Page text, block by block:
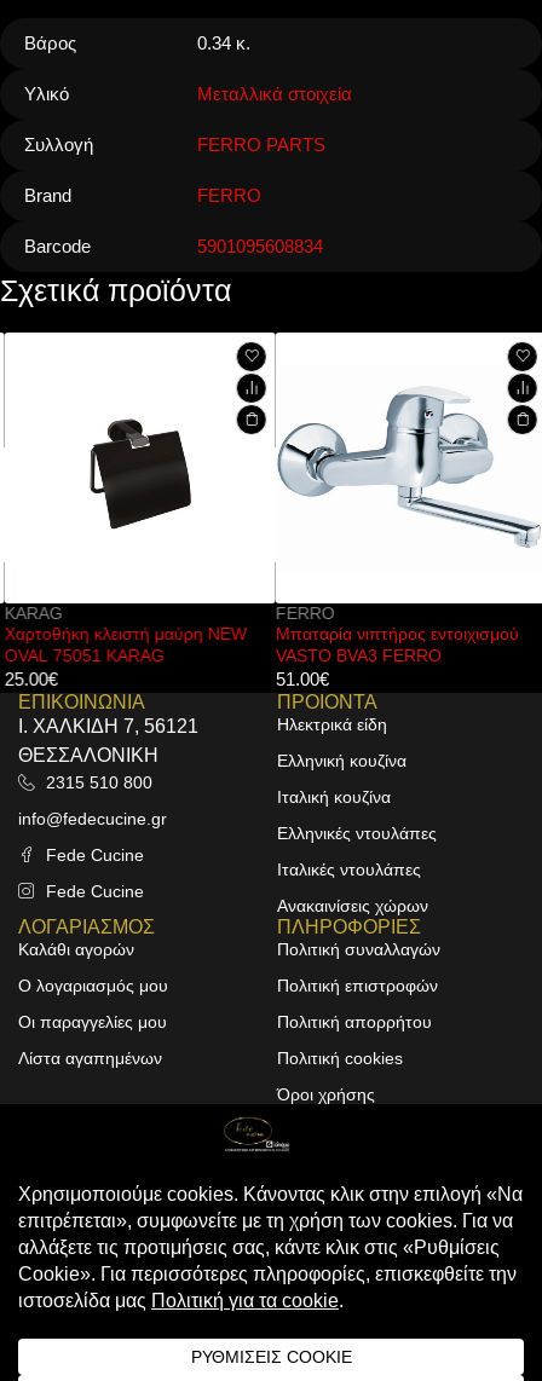
Βάρος 0.34 κ.
Υλικό Μεταλλικά στοιχεία
Συλλογή FERRO PARTS
Brand FERRO
Barcode 5901095608834
Σχετικά προϊόντα
KARAG
Χαρτοθήκη κλειστή μαύρη NEW
OVAL 75051 KARAG
25.00€
FERRO
Μπαταρία νιπτήρος εντοιχισμού
VASTO BVA3 FERRO
51.00€
ΕΠΙΚΟΙΝΩΝΙΑ
Ι. ΧΑΛΚΙΔΗ 7, 56121
ΘΕΣΣΑΛΟΝΙΚΗ
2315 510 800
info@fedecucine.gr
Fede Cucine
Fede Cucine
ΠΡΟΙΟΝΤΑ
Ηλεκτρικά είδη
Ελληνική κουζίνα
Ιταλική κουζίνα
Ελληνικές ντουλάπες
Ιταλικές ντουλάπες
Ανακαινίσεις χώρων
ΛΟΓΑΡΙΑΣΜΟΣ
Καλάθι αγορών
Ο λογαριασμός μου
Οι παραγγελίες μου
Λίστα αγαπημένων
ΠΛΗΡΟΦΟΡΙΕΣ
Πολιτική συναλλαγών
Πολιτική επιστροφών
Πολιτική απορρήτου
Πολιτική cookies
Όροι χρήσης
© 2025 FEDE CUCINE
. All Rights
Reserved
Design & Development by
ALPHA DESIGNERS
Compare (0)